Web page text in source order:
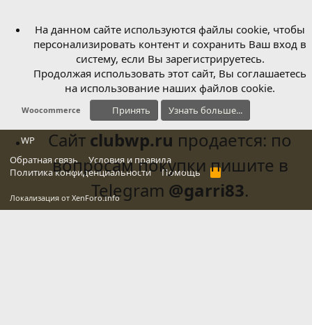
Woocommerce
WP
Обратная связь
Условия и правила
Политика конфиденциальности
Помощь
R
S
Локализация от XenForo.Info
На данном сайте используются файлы cookie, чтобы
персонализировать контент и сохранить Ваш вход в
систему, если Вы зарегистрируетесь.
Продолжая использовать этот сайт, Вы соглашаетесь
на использование наших файлов cookie.
Принять Узнать больше...
Сайт clubwp.ru продается: по
вопросам покупки пишите в
Telegram @garri83.